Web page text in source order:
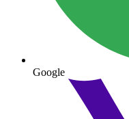
Google